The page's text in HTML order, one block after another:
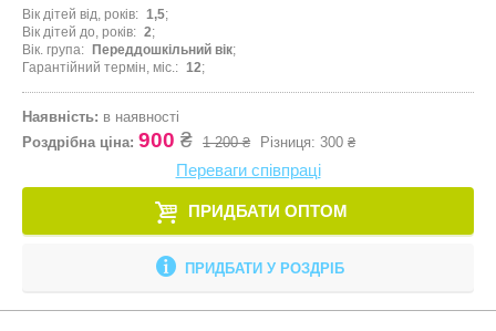
Вік дітей від, років
1,5
Вік дітей до, років
2
Вік. група
Переддошкільний вік
Гарантійний термін, міс.
12
Наявність: в наявності
Роздрібна ціна: 900 ₴ 1 200 ₴ Різниця: 300 ₴
Переваги співпраці
ПРИДБАТИ ОПТОМ
ПРИДБАТИ У РОЗДРІБ